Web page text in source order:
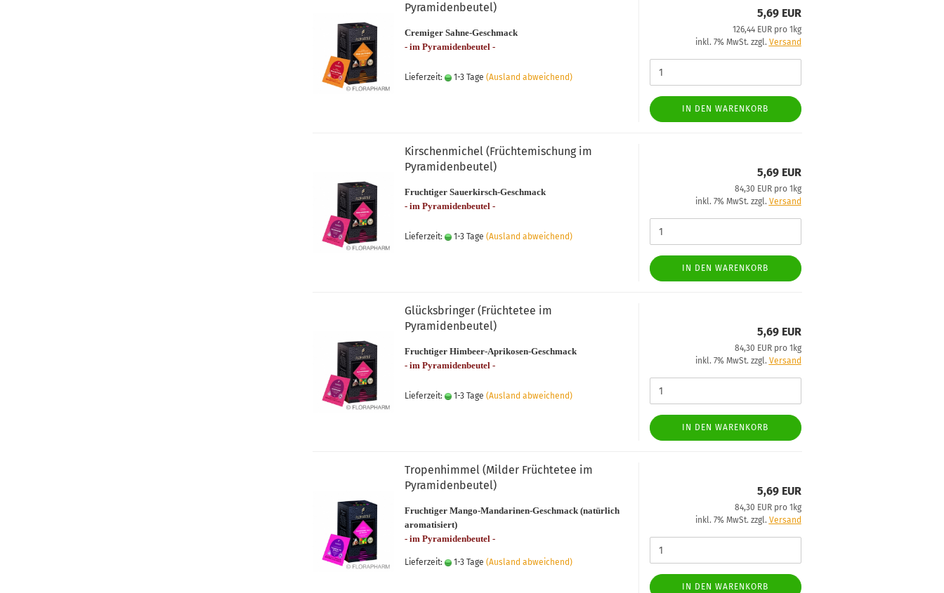
Pyramidenbeutel)
Cremiger Sahne-Geschmack
- im Pyramidenbeutel -
Lieferzeit: 1-3 Tage (Ausland abweichend)
5,69 EUR
126,44 EUR pro 1kg
inkl. 7% MwSt. zzgl. Versand
IN DEN WARENKORB
Kirschenmichel (Früchtemischung im
Pyramidenbeutel)
Fruchtiger Sauerkirsch-Geschmack
- im Pyramidenbeutel -
Lieferzeit: 1-3 Tage (Ausland abweichend)
5,69 EUR
84,30 EUR pro 1kg
inkl. 7% MwSt. zzgl. Versand
IN DEN WARENKORB
Glücksbringer (Früchtetee im
Pyramidenbeutel)
Fruchtiger Himbeer-Aprikosen-Geschmack
- im Pyramidenbeutel -
Lieferzeit: 1-3 Tage (Ausland abweichend)
5,69 EUR
84,30 EUR pro 1kg
inkl. 7% MwSt. zzgl. Versand
IN DEN WARENKORB
Tropenhimmel (Milder Früchtetee im
Pyramidenbeutel)
Fruchtiger Mango-Mandarinen-Geschmack (natürlich
aromatisiert)
- im Pyramidenbeutel -
Lieferzeit: 1-3 Tage (Ausland abweichend)
5,69 EUR
84,30 EUR pro 1kg
inkl. 7% MwSt. zzgl. Versand
IN DEN WARENKORB